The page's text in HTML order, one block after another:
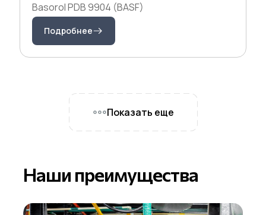
Basorol PDB 9904 (BASF)
Подробнее
Показать еще
Наши преимущества